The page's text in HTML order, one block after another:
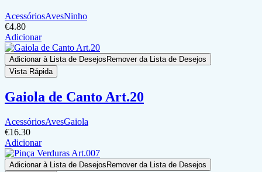
AcessóriosAvesNinho
€4.80
Adicionar
Adicionar à Lista de Desejos Remover da Lista de Desejos
Vista Rápida
Gaiola de Canto Art.20
AcessóriosAvesGaiola
€16.30
Adicionar
Adicionar à Lista de Desejos Remover da Lista de Desejos